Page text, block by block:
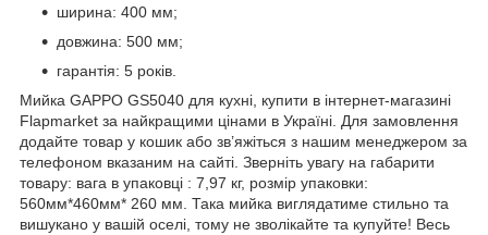
ширина: 400 мм;
довжина: 500 мм;
гарантія: 5 років.
Мийка GAPPO GS5040 для кухні, купити в інтернет-магазині
Flapmarket за найкращими цінами в Україні. Для замовлення
додайте товар у кошик або зв’яжіться з нашим менеджером за
телефоном вказаним на сайті. Зверніть увагу на габарити
товару: вага в упаковці : 7,97 кг, розмір упаковки:
560мм*460мм* 260 мм. Така мийка виглядатиме стильно та
вишукано у вашій оселі, тому не зволікайте та купуйте! Весь